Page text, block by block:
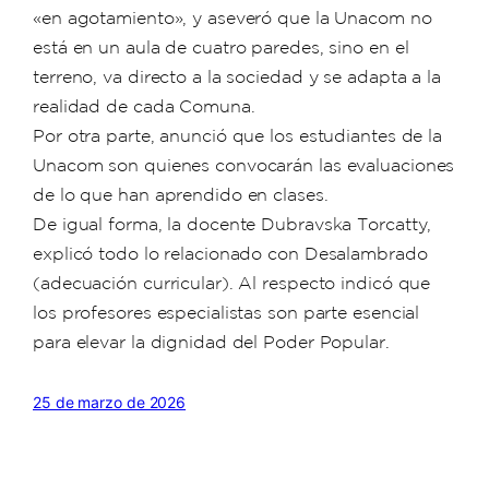
«en agotamiento», y aseveró que la Unacom no
está en un aula de cuatro paredes, sino en el
terreno, va directo a la sociedad y se adapta a la
realidad de cada Comuna.
Por otra parte, anunció que los estudiantes de la
Unacom son quienes convocarán las evaluaciones
de lo que han aprendido en clases.
De igual forma, la docente Dubravska Torcatty,
explicó todo lo relacionado con Desalambrado
(adecuación curricular). Al respecto indicó que
los profesores especialistas son parte esencial
para elevar la dignidad del Poder Popular.
25 de marzo de 2026